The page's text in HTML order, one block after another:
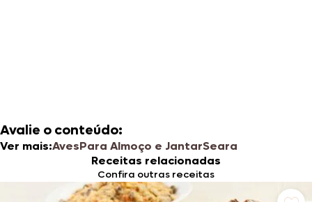
Avalie o conteúdo:
Ver mais:AvesPara Almoço e JantarSeara
Receitas relacionadas
Confira outras receitas